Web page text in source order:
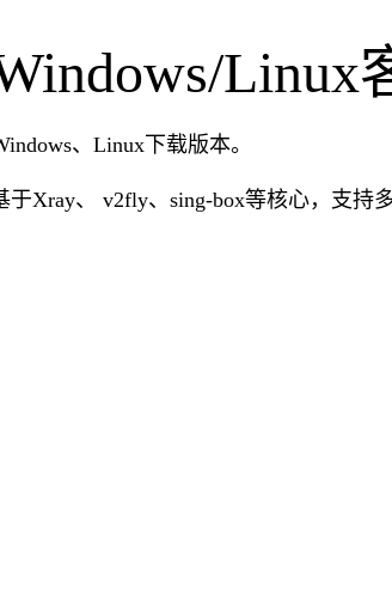
Linux
、Linux下载版本。
Xray、 v2fly、sing-box等核心，支持